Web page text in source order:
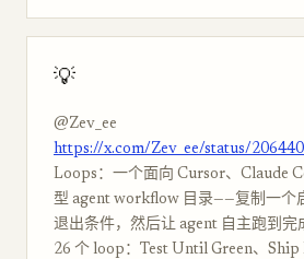
💡
@Zev_ee
https://x.com/Zev_ee/status/
Loops：一个面向 Cursor、Claude
型 agent workflow 目录——复制一个
退出条件，然后让 agent 自主跑到完
26 个 loop：Test Until Green、Ship